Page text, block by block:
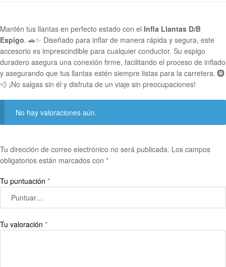
Mantén tus llantas en perfecto estado con el Infla Llantas D/B
Espigo. 🚗✨ Diseñado para inflar de manera rápida y segura, este
accesorio es imprescindible para cualquier conductor. Su espigo
duradero asegura una conexión firme, facilitando el proceso de inflado
y asegurando que tus llantas estén siempre listas para la carretera. 🛞
💨 ¡No salgas sin él y disfruta de un viaje sin preocupaciones!
No hay valoraciones aún.
Tu dirección de correo electrónico no será publicada. Los campos
obligatorios están marcados con *
Tu puntuación *
Tu valoración *